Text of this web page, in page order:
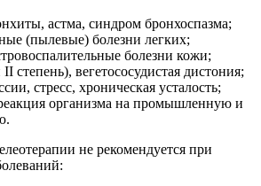
астма, синдром бронхоспазма;
(пылевые) болезни легких;
болезни кожи;
степень), вегетососудистая дистония;
стресс, хроническая усталость;
организма на промышленную и
не рекомендуется при